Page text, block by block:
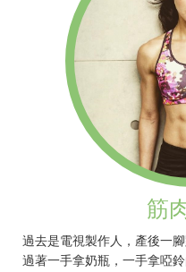
筋
過去是電視製作人，產後一
過著一手拿奶瓶，一手拿啞